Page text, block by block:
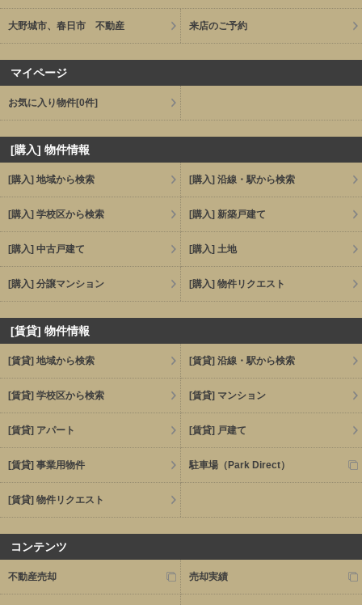
大野城市、春日市 不動産 来店のご予約
マイページ
お気に入り物件[0件]
[購入] 物件情報
[購入] 地域から検索 [購入] 沿線・駅から検索
[購入] 学校区から検索 [購入] 新築戸建て
[購入] 中古戸建て [購入] 土地
[購入] 分譲マンション [購入] 物件リクエスト
[賃貸] 物件情報
[賃貸] 地域から検索 [賃貸] 沿線・駅から検索
[賃貸] 学校区から検索 [賃貸] マンション
[賃貸] アパート [賃貸] 戸建て
[賃貸] 事業用物件 駐車場（Park Direct）
[賃貸] 物件リクエスト
コンテンツ
不動産売却 売却実績